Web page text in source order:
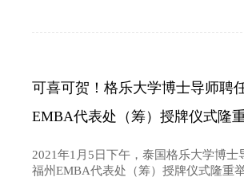
可喜可贺！格乐大学博士导师聘
EMBA代表处（筹）授牌仪式隆
2021年1月5日下午，泰国格乐大学博士
福州EMBA代表处（筹）授牌仪式隆重